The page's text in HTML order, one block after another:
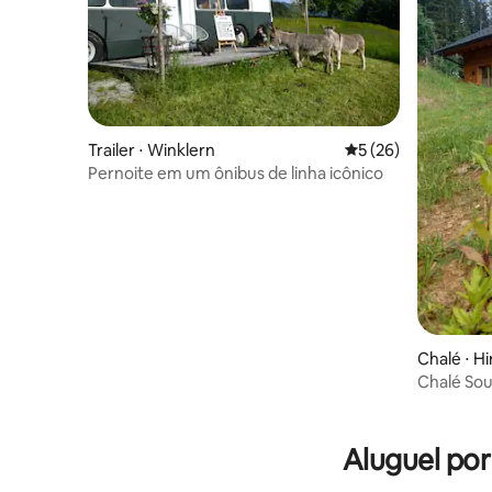
Trailer ⋅ Winklern 5 de uma
5 (26)
Pernoite em um ônibus de linha icônico
Chalé ⋅
Chalé
Aluguel